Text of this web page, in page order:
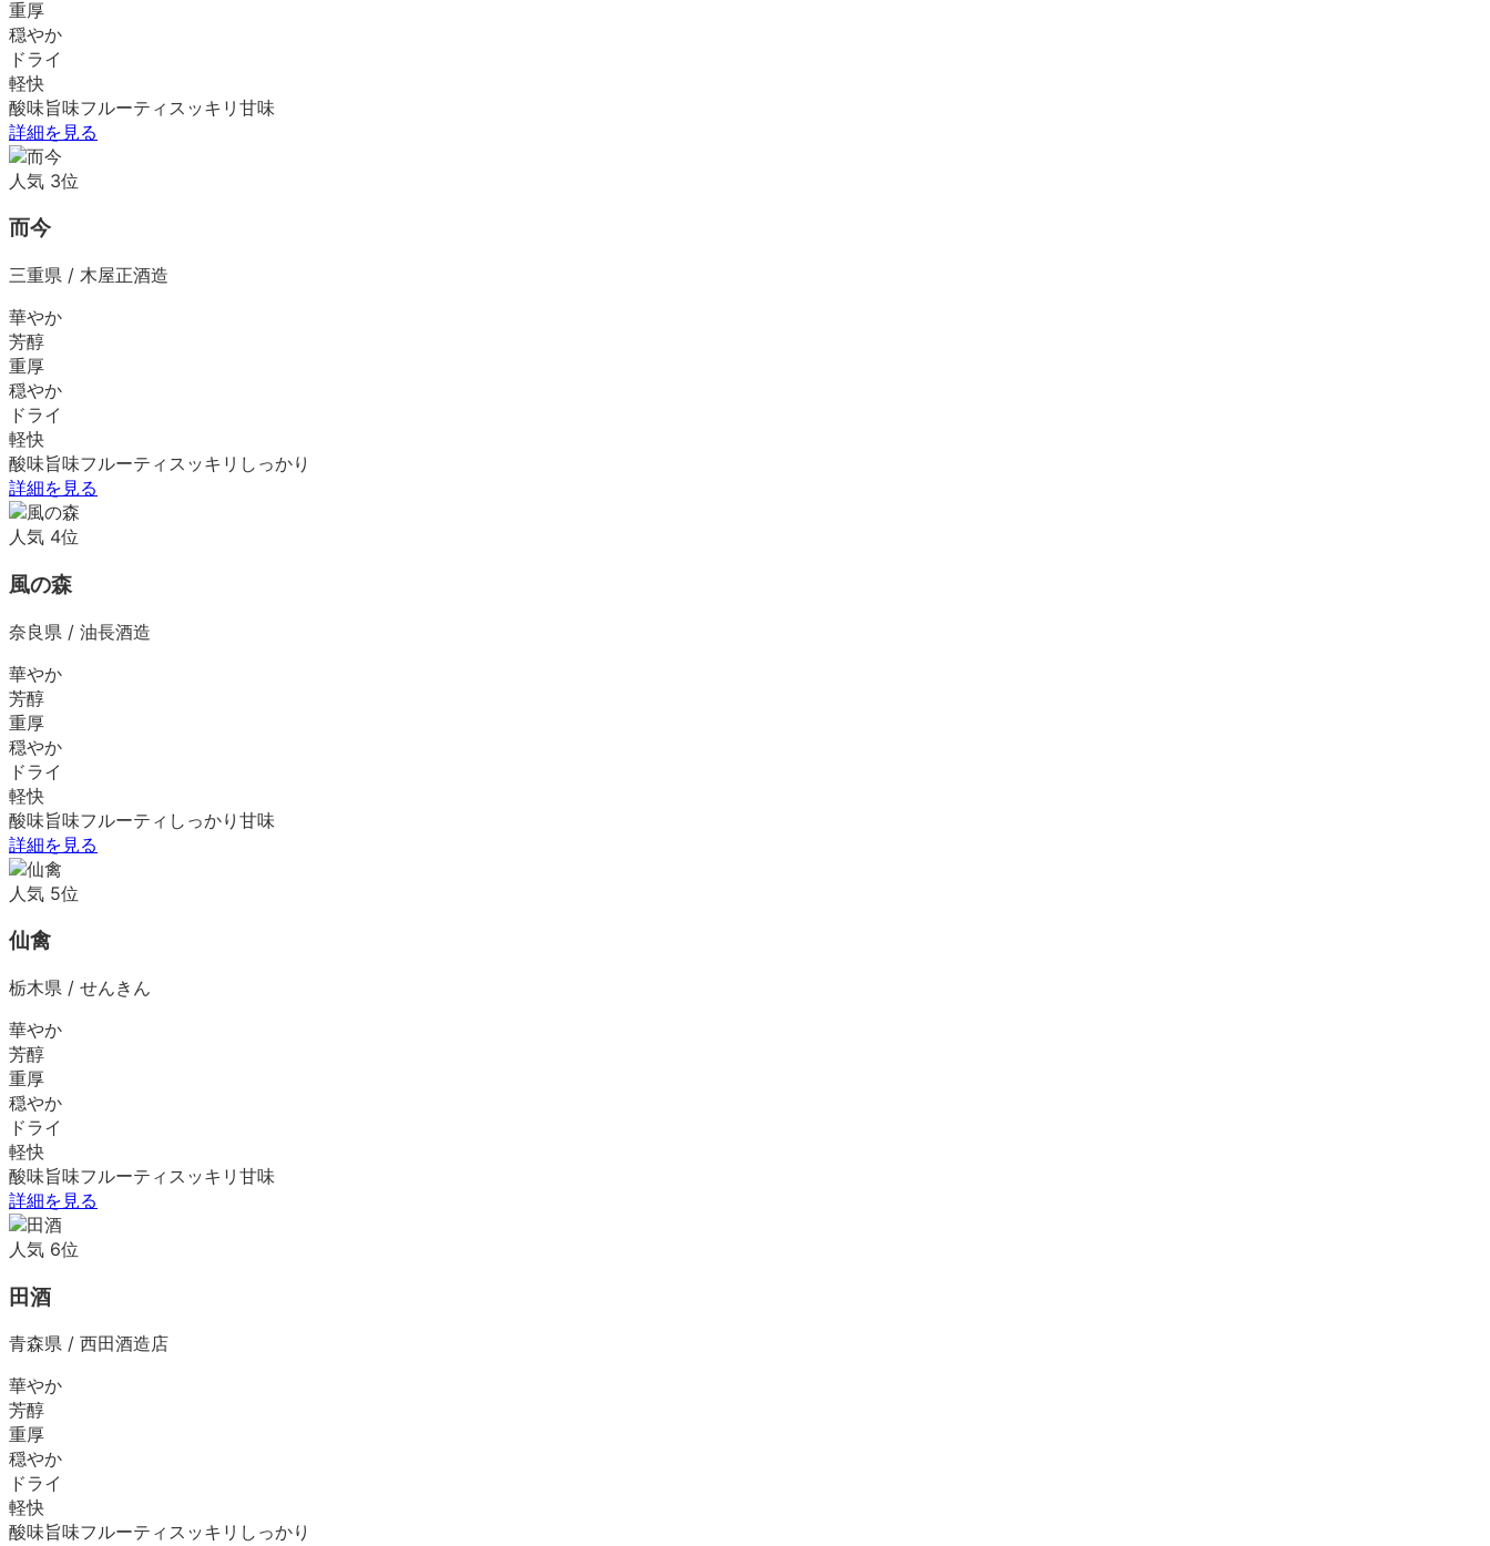
重厚
穏やか
ドライ
軽快
酸味旨味フルーティ スッキリ 甘味
詳細を見る
人気 3位
而今
三重県 / 木屋正酒造
華やか
芳醇
重厚
穏やか
ドライ
軽快
酸味旨味フルーティ スッキリ しっかり
詳細を見る
人気 4位
風の森
奈良県 / 油長酒造
華やか
芳醇
重厚
穏やか
ドライ
軽快
酸味旨味フルーティ しっかり 甘味
詳細を見る
人気 5位
仙禽
栃木県 / せんきん
華やか
芳醇
重厚
穏やか
ドライ
軽快
酸味旨味フルーティ スッキリ 甘味
詳細を見る
人気 6位
田酒
青森県 / 西田酒造店
華やか
芳醇
重厚
穏やか
ドライ
軽快
酸味旨味フルーティ スッキリ しっかり